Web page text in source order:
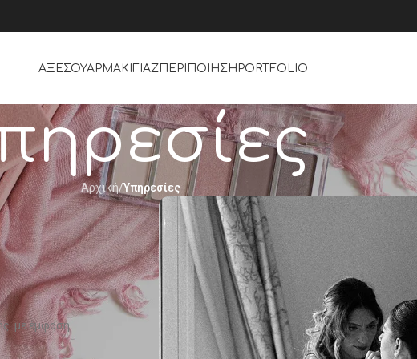
ΑΞΕΣΟΥΑΡΜΑΚΙΓΙΆΖΠΕΡΙΠΟΊΗΣΗ PORTFOLIO
Αρχική/Υπηρεσίες
με έμφαση